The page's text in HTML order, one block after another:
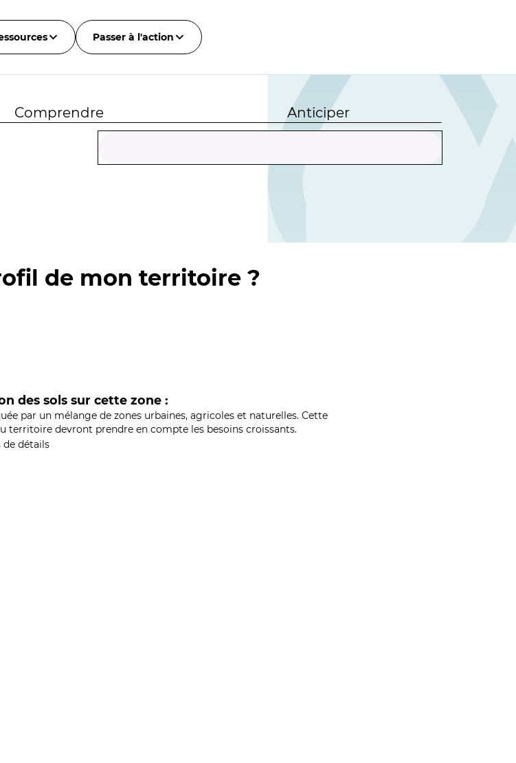
Passer à l'action
Comprendre Anticiper
de mon territoire ?
des sols sur cette zone :
par un mélange de zones urbaines, agricoles et naturelles. Cette
devront prendre en compte les besoins croissants.
de détails